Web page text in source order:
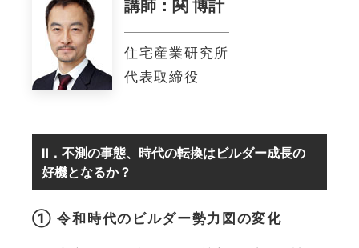
講師：関 博計
住宅産業研究所
代表取締役
Ⅱ．不測の事態、時代の転換はビルダー成長の
好機となるか？
① 令和時代のビルダー勢力図の変化